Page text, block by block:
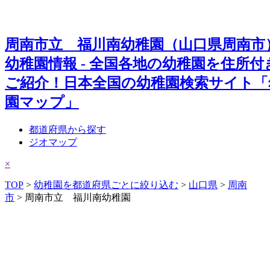
周南市立 福川南幼稚園（山口県周南市
幼稚園情報 - 全国各地の幼稚園を住所付
ご紹介！日本全国の幼稚園検索サイト
園マップ」
都道府県から探す
ジオマップ
×
TOP > 幼稚園を都道府県ごとに絞り込む > 山口県 > 周南
市 > 周南市立 福川南幼稚園